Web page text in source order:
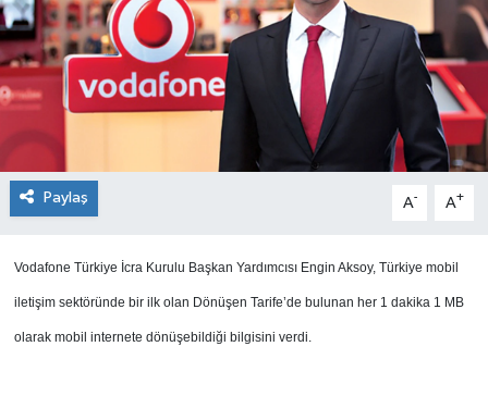
Paylaş A- A+
Vodafone Türkiye İcra Kurulu Başkan Yardımcısı Engin Aksoy, Türkiye mobil
iletişim sektöründe bir ilk olan Dönüşen Tarife’de bulunan her 1 dakika 1 MB
olarak mobil internete dönüşebildiği bilgisini verdi.
ÜLKE
YAŞAM